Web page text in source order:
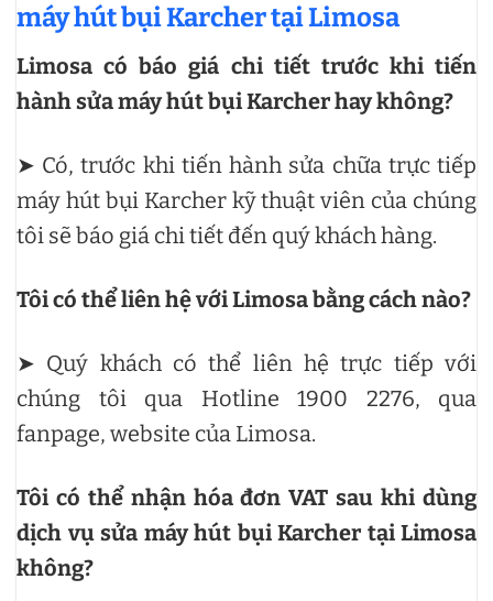
máy hút bụi Karcher tại Limosa
Limosa có báo giá chi tiết trước khi tiến
hành sửa máy hút bụi Karcher hay không?
➤ Có, trước khi tiến hành sửa chữa trực tiếp
máy hút bụi Karcher kỹ thuật viên của chúng
tôi sẽ báo giá chi tiết đến quý khách hàng.
Tôi có thể liên hệ với Limosa bằng cách nào?
➤ Quý khách có thể liên hệ trực tiếp với
chúng tôi qua Hotline 1900 2276, qua
fanpage, website của Limosa.
Tôi có thể nhận hóa đơn VAT sau khi dùng
dịch vụ sửa máy hút bụi Karcher tại Limosa
không?